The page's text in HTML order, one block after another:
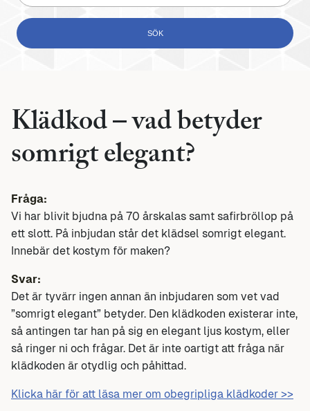
Klädkod – vad betyder
somrigt elegant?
Fråga:
Vi har blivit bjudna på 70 årskalas samt safirbröllop på
ett slott. På inbjudan står det klädsel somrigt elegant.
Innebär det kostym för maken?
Svar:
Det är tyvärr ingen annan än inbjudaren som vet vad
”somrigt elegant” betyder. Den klädkoden existerar inte,
så antingen tar han på sig en elegant ljus kostym, eller
så ringer ni och frågar. Det är inte oartigt att fråga när
klädkoden är otydlig och påhittad.
Klicka här för att läsa mer om obegripliga klädkoder >>